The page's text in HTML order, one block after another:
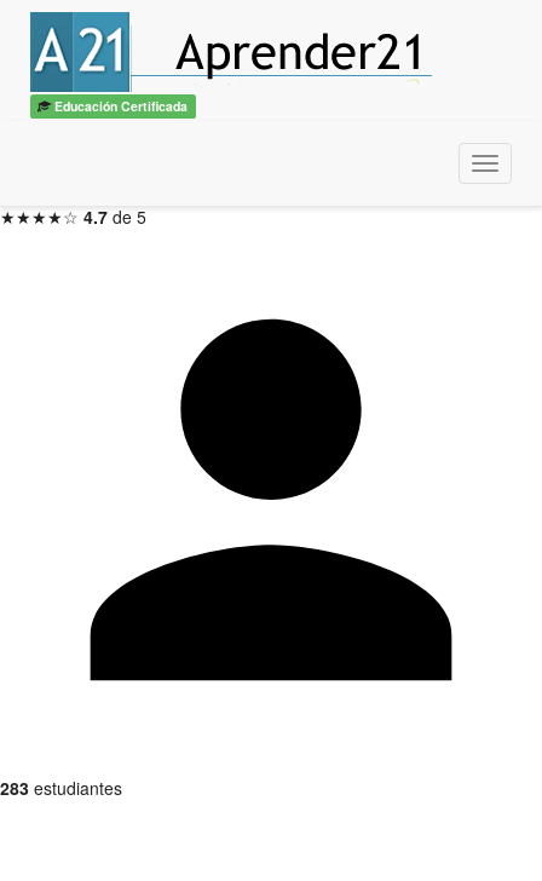
Educación Certificada
Menu
Introducción a Linux
con diplomaITSS / CBTech
★★★★☆ 4.7 de 5
283 estudiantes